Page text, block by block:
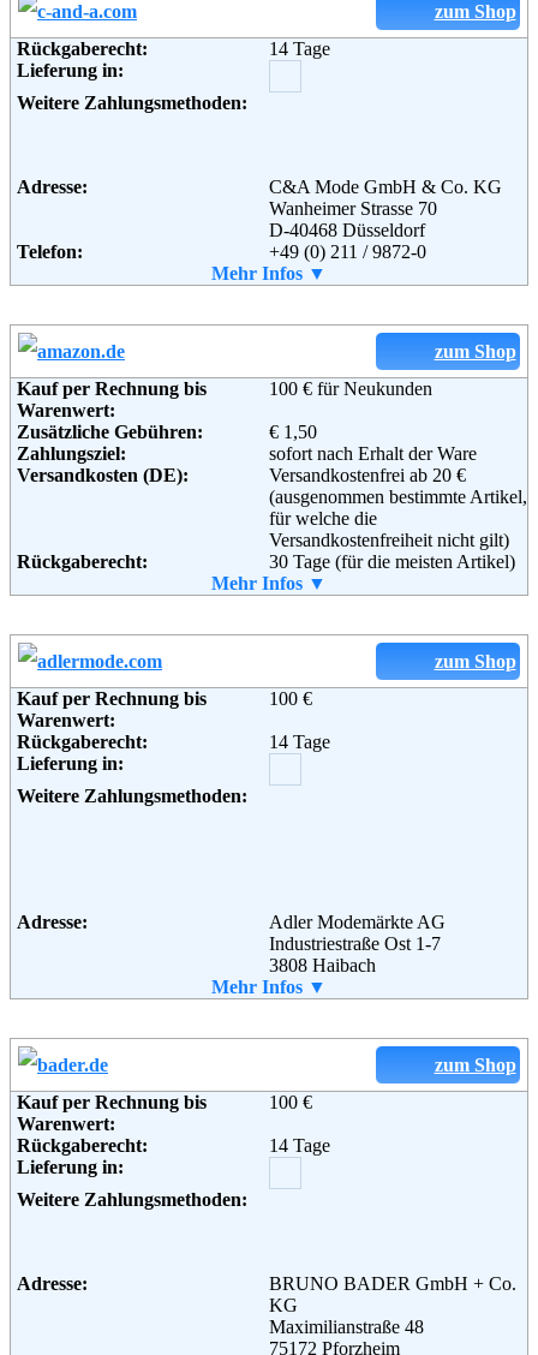
Adresse:
Bahnhofstraße 10
Email:
service@baur.de
Weiterführende
Blog,AGB
zum Shop
Rückgaberecht:
14 Tage
Lieferung in:
Weitere Zahlungsmethoden:
Adresse:
C&A Mode GmbH & Co. KG
Wanheimer Strasse 70
D-40468 Düsseldorf
Telefon:
+49 (0) 211 / 9872-0
+49 (0) 211 9872
Weiterführende
Informationen:
AGB
Mehr Infos ▼
zum Shop
Kauf per Rechnung bis
Warenwert:
100 € für Neukunden
Zusätzliche Gebühren:
€ 1,50
Zahlungsziel:
sofort nach Erhalt der Ware
Versandkosten (DE):
Versandkostenfrei ab 20 €
(ausgenommen bestimmte Artikel,
für welche die
Versandkostenfreiheit nicht gilt)
Rückgaberecht:
30 Tage (für die meisten Artikel)
Ja, ab einem Warenwert von 40 €.
Weitere Zahlungsmethoden:
Adresse:
Amazon EU S.a.r.l.
2338 Luxemburg
Telefon:
Weiterführende
AGB
Mehr Infos ▼
zum Shop
Kauf per Rechnung bis
Warenwert:
100 €
Rückgaberecht:
14 Tage
Lieferung in:
Weitere Zahlungsmethoden:
Adresse:
Adler Modemärkte AG
Industriestraße Ost 1-7
3808 Haibach
+49 (0) 180 - 69 94 94 9
Soziale Kanäle:
Weiterführende
Informationen:
AGB
Mehr Infos ▼
zum Shop
Kauf per Rechnung bis
Warenwert:
100 €
Rückgaberecht:
14 Tage
Lieferung in:
Weitere Zahlungsmethoden:
Adresse:
BRUNO BADER GmbH + Co.
KG
Maximilianstraße 48
75172 Pforzheim